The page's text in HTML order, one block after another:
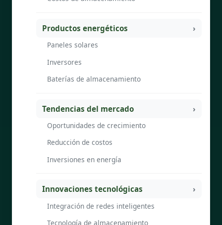
Productos energéticos
Paneles solares
Inversores
Baterías de almacenamiento
Tendencias del mercado
Oportunidades de crecimiento
Reducción de costos
Inversiones en energía
Innovaciones tecnológicas
Integración de redes inteligentes
Tecnología de almacenamiento